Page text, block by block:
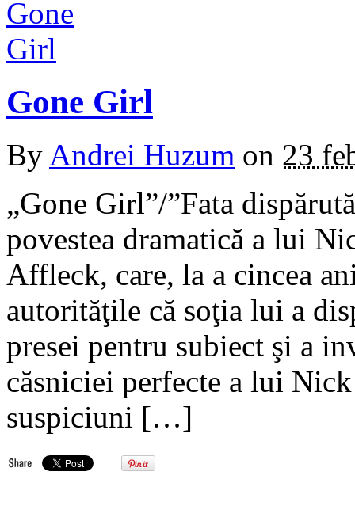
Gone Girl
By Andrei Huzum on 23
„Gone Girl”/”Fata
povestea dramatică a lui
Affleck, care, la a cincea
autorităţile că soţia lui a
presei pentru subiect şi a
căsniciei perfecte a lui
suspiciuni […]